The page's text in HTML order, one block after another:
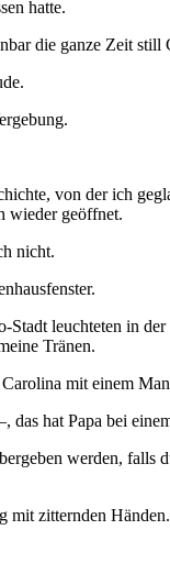
hatte.
die ganze Zeit still
von der ich
wieder geöffnet.
nicht.
leuchteten in der
Tränen.
mit einem
hat Papa bei
werden, falls
mit zitternden Händen.